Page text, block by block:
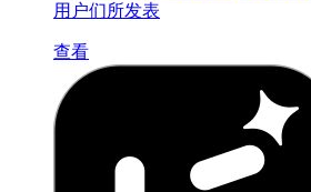
用户们所发表
查看